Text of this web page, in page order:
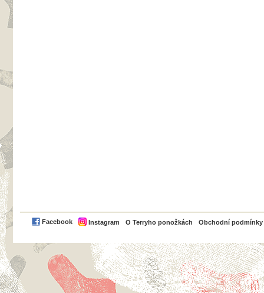
Facebook Instagram O Terryho ponožkách Obchodní podmínky
PayPal